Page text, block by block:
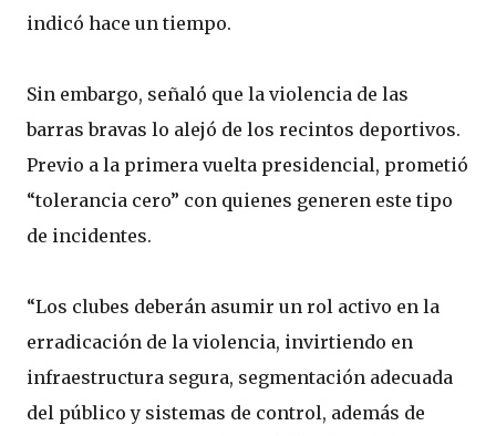
indicó hace un tiempo.
Sin embargo, señaló que la violencia de las
barras bravas lo alejó de los recintos deportivos.
Previo a la primera vuelta presidencial, prometió
“tolerancia cero” con quienes generen este tipo
de incidentes.
“Los clubes deberán asumir un rol activo en la
erradicación de la violencia, invirtiendo en
infraestructura segura, segmentación adecuada
del público y sistemas de control, además de